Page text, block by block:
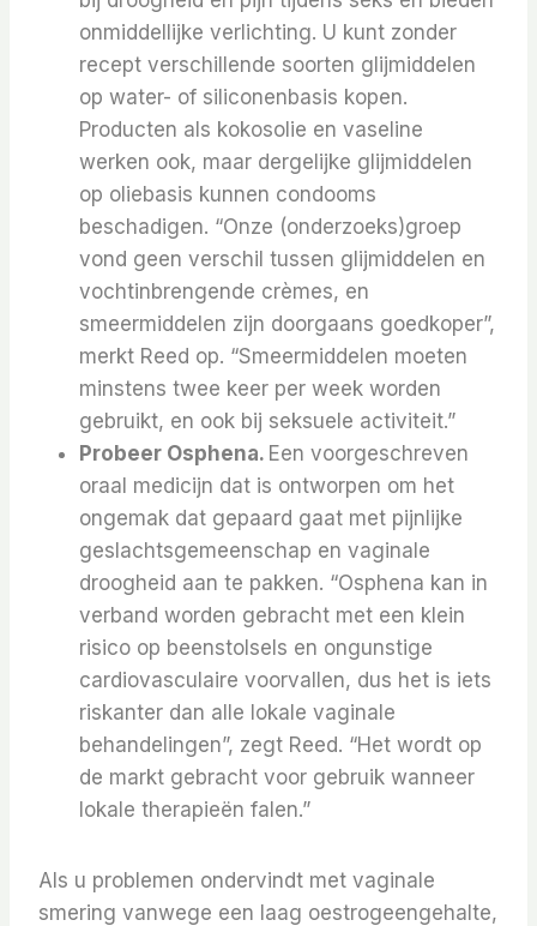
onmiddellijke verlichting. U kunt zonder
recept verschillende soorten glijmiddelen
op water- of siliconenbasis kopen.
Producten als kokosolie en vaseline
werken ook, maar dergelijke glijmiddelen
op oliebasis kunnen condooms
beschadigen. “Onze (onderzoeks)groep
vond geen verschil tussen glijmiddelen en
vochtinbrengende crèmes, en
smeermiddelen zijn doorgaans goedkoper”,
merkt Reed op. “Smeermiddelen moeten
minstens twee keer per week worden
gebruikt, en ook bij seksuele activiteit.”
Probeer Osphena. Een voorgeschreven
oraal medicijn dat is ontworpen om het
ongemak dat gepaard gaat met pijnlijke
geslachtsgemeenschap en vaginale
droogheid aan te pakken. “Osphena kan in
verband worden gebracht met een klein
risico op beenstolsels en ongunstige
cardiovasculaire voorvallen, dus het is iets
riskanter dan alle lokale vaginale
behandelingen”, zegt Reed. “Het wordt op
de markt gebracht voor gebruik wanneer
lokale therapieën falen.”
Als u problemen ondervindt met vaginale
smering vanwege een laag oestrogeengehalte,